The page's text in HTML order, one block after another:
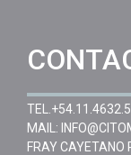
TEL.
MAIL:
FRAY CAYETANO